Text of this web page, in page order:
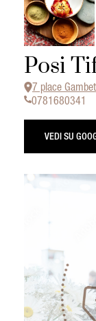
Posi
7 place
0781680341
VEDI SU